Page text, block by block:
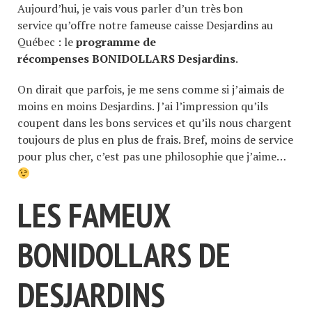
Aujourd’hui, je vais vous parler d’un très bon
service qu’offre notre fameuse caisse Desjardins au
Québec : leprogramme de
récompenses BONIDOLLARS Desjardins.
On dirait que parfois, je me sens comme si j’aimais de
moins en moins Desjardins. J’ai l’impression qu’ils
coupent dans les bons services et qu’ils nous chargent
toujours de plus en plus de frais. Bref, moins de service
pour plus cher, c’est pas une philosophie que j’aime…
LES FAMEUX
BONIDOLLARS DE
DESJARDINS